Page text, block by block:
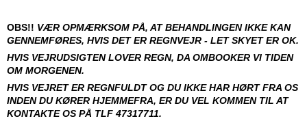
OBS!! VÆR OPMÆRKSOM PÅ, AT BEHANDLINGEN IKKE KAN
GENNEMFØRES, HVIS DET ER REGNVEJR - LET SKYET ER OK.
HVIS VEJRUDSIGTEN LOVER REGN, DA OMBOOKER VI TIDEN
OM MORGENEN.
HVIS VEJRET ER REGNFULDT OG DUIKKE HAR HØRT FRA OS
INDEN DUKØRER HJEMMEFRA, ER DU VEL KOMMEN TIL AT
KONTAKTE OS PÅ TLF 47317711.